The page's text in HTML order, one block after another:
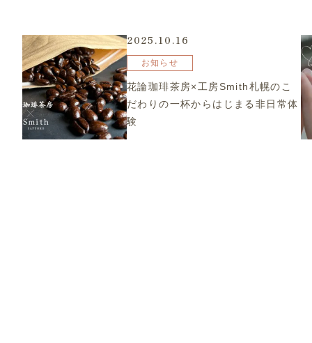
2025.10.16
お知らせ
花論珈琲茶房×工房Smith札幌のこ
だわりの一杯からはじまる非日常体
験